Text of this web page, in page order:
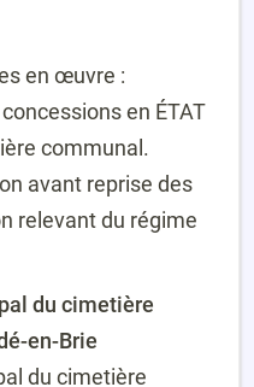
en œuvre :
en ÉTAT
communal.
avant reprise des
relevant du régime
du cimetière
en-Brie
du cimetière